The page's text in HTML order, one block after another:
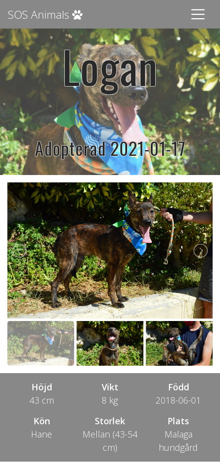
SOS Animals
Logan
Adopterad 2021-01-17
Höjd
43 cm
Vikt
8 kg
Född
2018-06-01
Kön
Hane
Storlek
Mellan (43-54
cm)
Plats
Malaga
hundgård